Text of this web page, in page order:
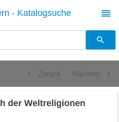
- Katalogsuche
Zurück Nächste
der Weltreligionen